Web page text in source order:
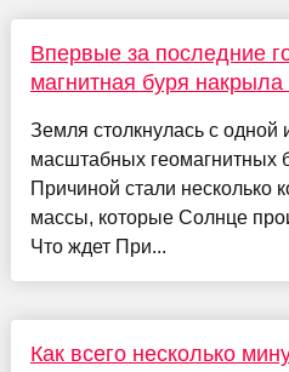
Впервые за последние
магнитная буря
Земля столкнулась с одной
масштабных геомагнитных
Причиной стали несколько
массы, которые Солнце
Что ждет При...
Как всего несколько